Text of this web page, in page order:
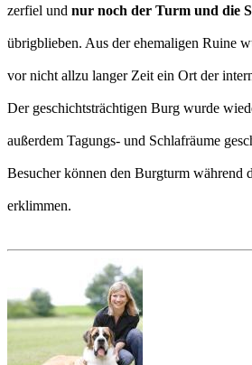
zerfiel und nur noch der Turm und die
übrigblieben. Aus der ehemaligen Ruine
vor nicht allzu langer Zeit ein Ort der
Der geschichtsträchtigen Burg wurde
außerdem Tagungs- und Schlafräume
Besucher können den Burgturm während
erklimmen.